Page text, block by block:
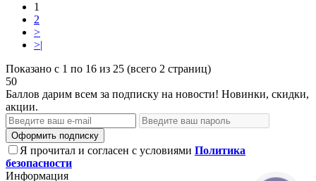
1
2
>
>|
Показано с 1 по 16 из 25 (всего 2 страниц)
50
Баллов дарим всем за подписку на новости! Новинки, скидки,
акции.
Оформить подписку
Я прочитал и согласен с условиями Политика
безопасности
Информация